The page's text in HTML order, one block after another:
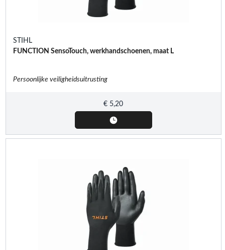
STIHL
FUNCTION SensoTouch, werkhandschoenen, maat L
Persoonlijke veiligheidsuitrusting
€ 5,20